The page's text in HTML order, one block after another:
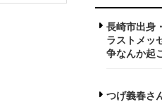
長崎市出身
ラストメッ
争なんか起
つげ義春さ